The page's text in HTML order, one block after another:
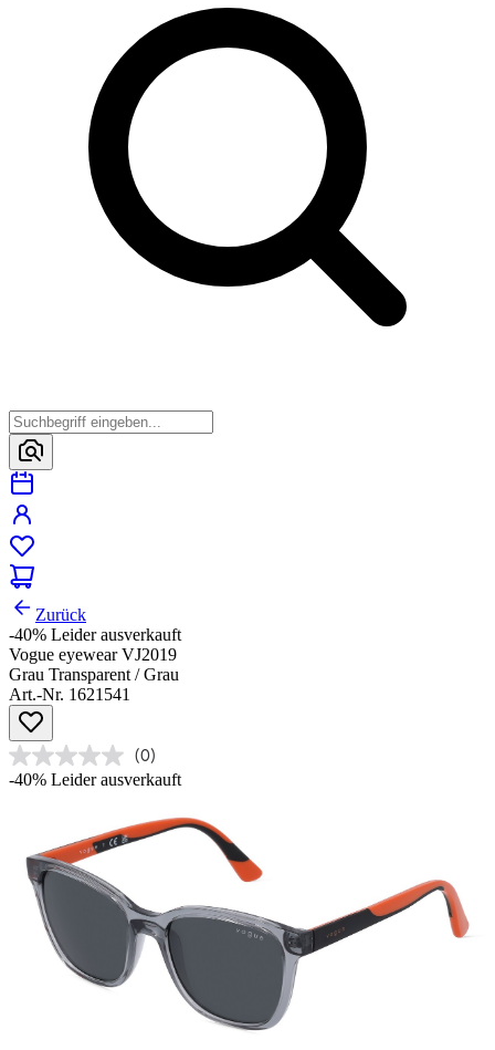
Zurück
-40% Leider ausverkauft
Vogue eyewear VJ2019
Grau Transparent / Grau
Art.-Nr. 1621541
(0)
-40% Leider ausverkauft